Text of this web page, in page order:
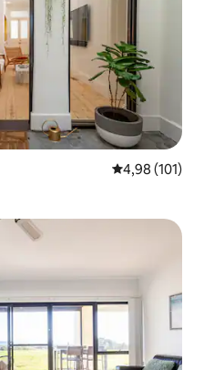
4,98 de uma
4,98 (101)
hóspedes